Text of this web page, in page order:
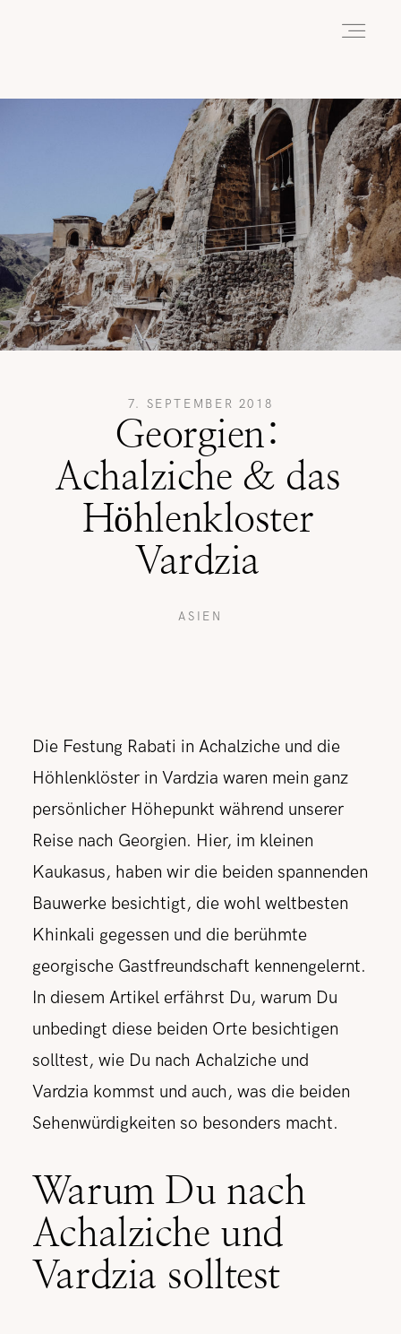
7. SEPTEMBER 2018
Georgien:
Achalziche & das
Höhlenkloster
Vardzia
ASIEN
Die Festung Rabati in Achalziche und die
Höhlenklöster in Vardzia waren mein ganz
persönlicher Höhepunkt während unserer
Reise nach Georgien. Hier, im kleinen
Kaukasus, haben wir die beiden spannenden
Bauwerke besichtigt, die wohl weltbesten
Khinkali gegessen und die berühmte
georgische Gastfreundschaft kennengelernt.
In diesem Artikel erfährst Du, warum Du
unbedingt diese beiden Orte besichtigen
solltest, wie Du nach Achalziche und
Vardzia kommst und auch, was die beiden
Sehenwürdigkeiten so besonders macht.
Warum Du nach
Achalziche und
Vardzia solltest
HOME
ABOUT
REISEN
WANDERN
REISETIPPS
SHOP